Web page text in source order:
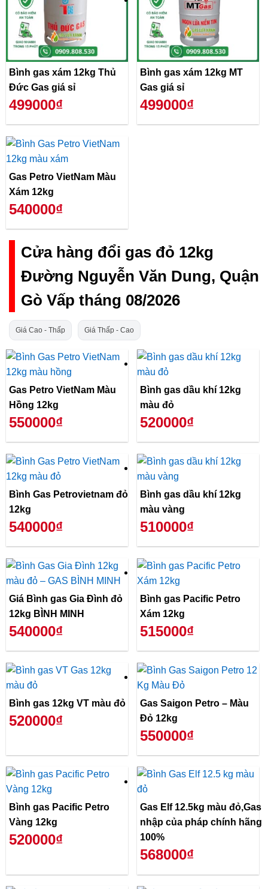
Bình gas xám 12kg Thủ
Đức Gas giá sỉ
499000₫
Bình gas xám 12kg MT
Gas giá sỉ
499000₫
Gas Petro VietNam Màu
Xám 12kg
540000₫
Cửa hàng đổi gas đỏ 12kg
Đường Nguyễn Văn Dung, Quận
Gò Vấp tháng 08/2026
Giá Cao - Thấp Giá Thấp - Cao
Gas Petro VietNam Màu
Hồng 12kg
550000₫
Bình gas dầu khí 12kg
màu đỏ
520000₫
Bình Gas Petrovietnam đỏ
12kg
540000₫
Bình gas dầu khí 12kg
màu vàng
510000₫
Giá Bình gas Gia Đình đỏ
12kg BÌNH MINH
540000₫
Bình gas Pacific Petro
Xám 12kg
515000₫
Bình gas 12kg VT màu đỏ
520000₫
Gas Saigon Petro – Màu
Đỏ 12kg
550000₫
Bình gas Pacific Petro
Vàng 12kg
520000₫
Gas Elf 12.5kg màu đỏ,Gas
nhập của pháp chính hãng
100%
568000₫